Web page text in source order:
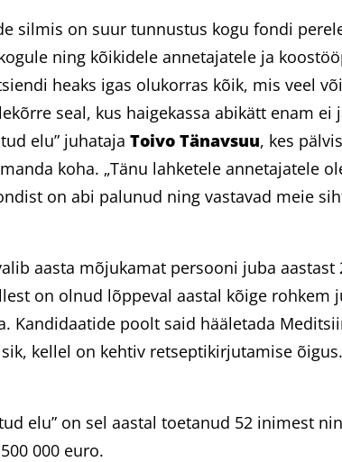
silmis on suur tunnustus kogu fondi
ning kõikidele annetajatele ja
heaks igas olukorras kõik, mis veel
seal, kus haigekassa abikätt enam ei
elu” juhataja Toivo Tänavsuu, kes
koha. „Tänu lahketele annetajatele
on abi palunud ning vastavad meie
aasta mõjukamat persooni juba aastast
on olnud lõppeval aastal kõige rohkem
Kandidaatide poolt said hääletada
kellel on kehtiv retseptikirjutamise õigus.
elu” on sel aastal toetanud 52 inimest
000 euro.